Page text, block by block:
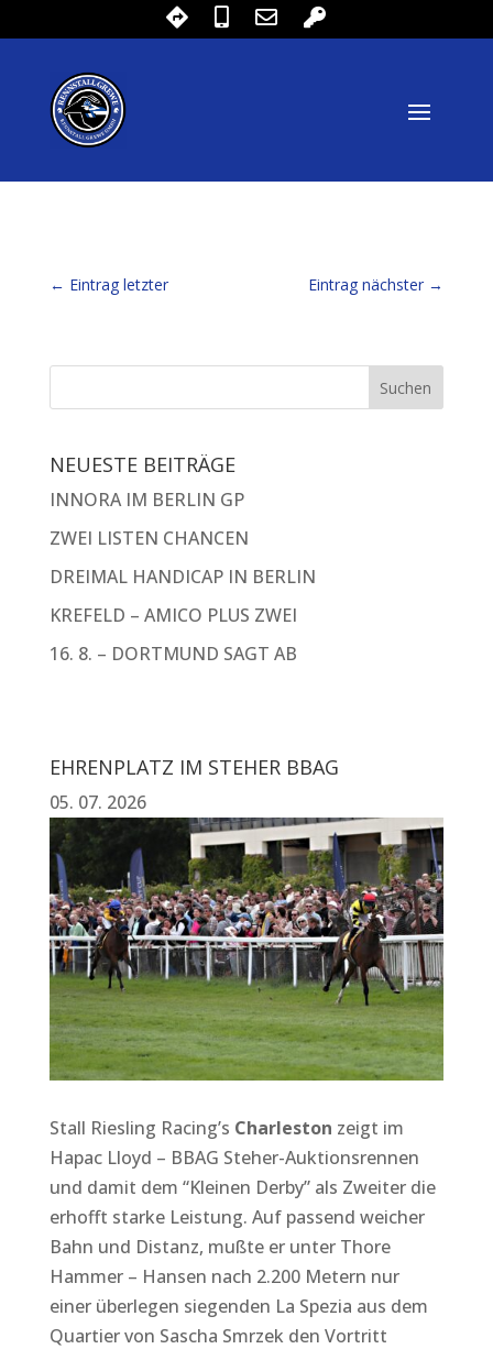
← Eintrag letzter Eintrag nächster →
NEUESTE BEITRÄGE
INNORA IM BERLIN GP
ZWEI LISTEN CHANCEN
DREIMAL HANDICAP IN BERLIN
KREFELD – AMICO PLUS ZWEI
16. 8. – DORTMUND SAGT AB
EHRENPLATZ IM STEHER BBAG
05. 07. 2026
Stall Riesling Racing’s Charleston zeigt im
Hapac Lloyd – BBAG Steher-Auktionsrennen
und damit dem “Kleinen Derby” als Zweiter die
erhofft starke Leistung. Auf passend weicher
Bahn und Distanz, mußte er unter Thore
Hammer – Hansen nach 2.200 Metern nur
einer überlegen siegenden La Spezia aus dem
Quartier von Sascha Smrzek den Vortritt